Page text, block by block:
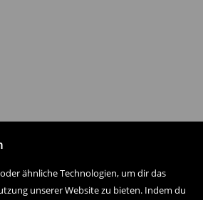
ähnliche Technologien, um dir das
unserer Website zu bieten. Indem du